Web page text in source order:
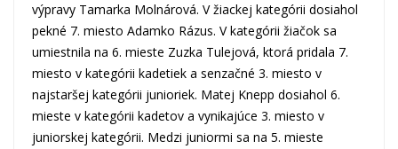
výpravy Tamarka Molnárová. V žiackej kategórii dosiahol
pekné 7. miesto Adamko Rázus. V kategórii žiačok sa
umiestnila na 6. mieste Zuzka Tulejová, ktorá pridala 7.
miesto v kategórii kadetiek a senzačné 3. miesto v
najstaršej kategórii junioriek. Matej Knepp dosiahol 6.
mieste v kategórii kadetov a vynikajúce 3. miesto v
juniorskej kategórii. Medzi juniormi sa na 5. mieste